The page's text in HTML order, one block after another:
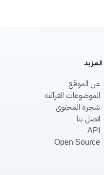
المزيد
عن الموقع
الموضوعات القرآنية
شجرة المحتوى
اتصل بنا
API
Open Source